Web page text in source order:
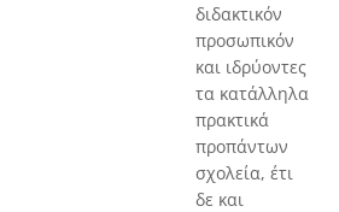
διδακτικόν
προσωπικόν
και ιδρύοντες
τα κατάλληλα
πρακτικά
προπάντων
σχολεία, έτι
δε και